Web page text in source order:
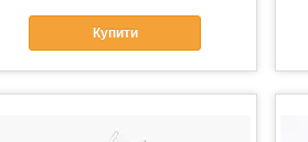
Купити